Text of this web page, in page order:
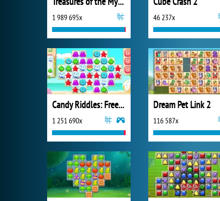
1 989 695x 46 237x
Candy Riddles: Free Match 3 Puzzle
1 251 690x
Dream Pet Link 2
116 587x